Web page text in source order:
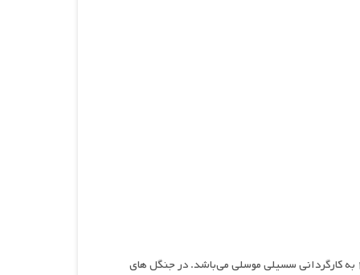
سه آرزو برای سیندرلا ، نام فیلمی حانوادگی و فانتزی محصول سال ۲۰۲۲ به کارگردانی سسیلی موسلی می‌باشد. در جنگل های